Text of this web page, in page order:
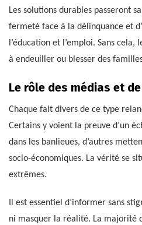
Les solutions durables passeront
fermeté face à la délinquance et
l’éducation et l’emploi. Sans
à endeuiller ou blesser des
Le rôle des médias et
Chaque fait divers de ce type
Certains y voient la preuve d’un
dans les banlieues, d’autres
socio-économiques. La vérité se
extrêmes.
Il est essentiel d’informer sans
ni masquer la réalité. La majorité